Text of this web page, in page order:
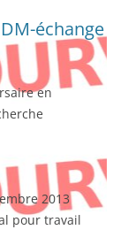
échange
en
2013
pour travail